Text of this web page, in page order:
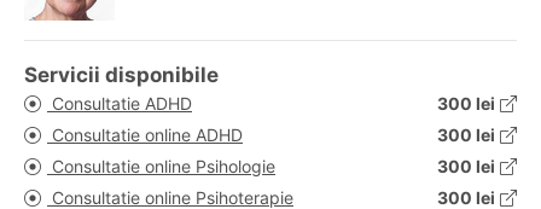
Servicii disponibile
Consultatie ADHD
300 lei
Consultatie online ADHD
300 lei
Consultatie online Psihologie
300 lei
Consultatie online Psihoterapie
300 lei